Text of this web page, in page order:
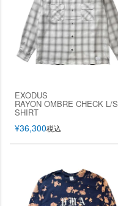
EXODUS
RAYON OMBRE CHECK L/S
SHIRT
¥36,300税込